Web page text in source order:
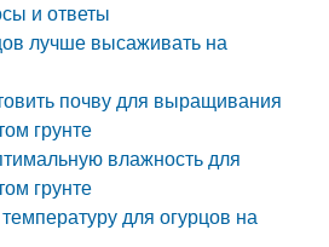
и ответы
лучше высаживать на
почву для выращивания
грунте
влажность для
грунте
для огурцов на